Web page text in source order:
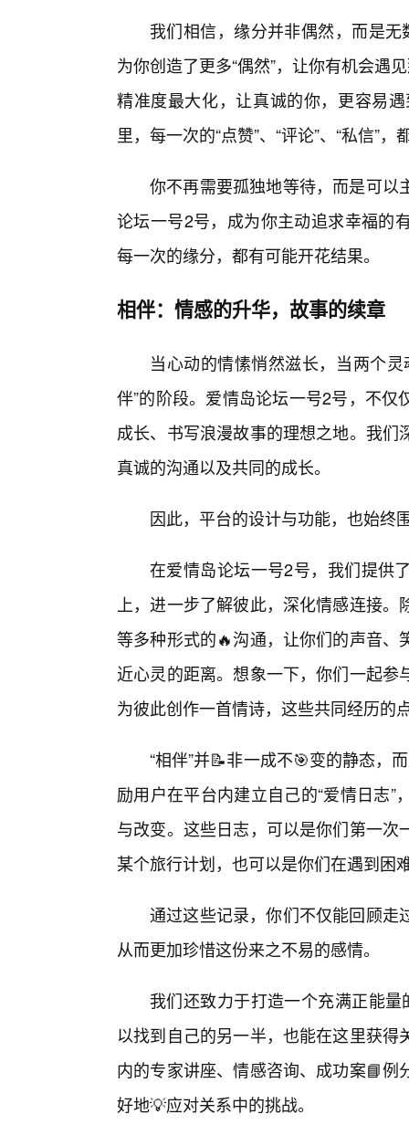
我们相信，缘分并非偶然，而是
为你创造了更多“偶然”，让你有机会遇
精准度最大化，让真诚的你，更容易
里，每一次的“点赞”、“评论”、“私信”
你不再需要孤独地等待，而是可以
论坛一号2号，成为你主动追求幸福的
每一次的缘分，都有可能开花结果。
相伴：情感的升华，故事的续章
当心动的情愫悄然滋长，当两个
伴”的阶段。爱情岛论坛一号2号，不
成长、书写浪漫故事的理想之地。我
真诚的沟通以及共同的成长。
因此，平台的设计与功能，也始终
在爱情岛论坛一号2号，我们提供
上，进一步了解彼此，深化情感连接
等多种形式的🔥沟通，让你们的声音
近心灵的距离。想象一下，你们一起
为彼此创作一首情诗，这些共同经历的
“相伴”并📝非一成不🎯变的静态，
励用户在平台内建立自己的“爱情日志
与改变。这些日志，可以是你们第一
某个旅行计划，也可以是你们在遇到困
通过这些记录，你们不仅能回顾走
从而更加珍惜这份来之不易的感情。
我们还致力于打造一个充满正能
以找到自己的另一半，也能在这里获
内的专家讲座、情感咨询、成功案📘
好地💡应对关系中的挑战。